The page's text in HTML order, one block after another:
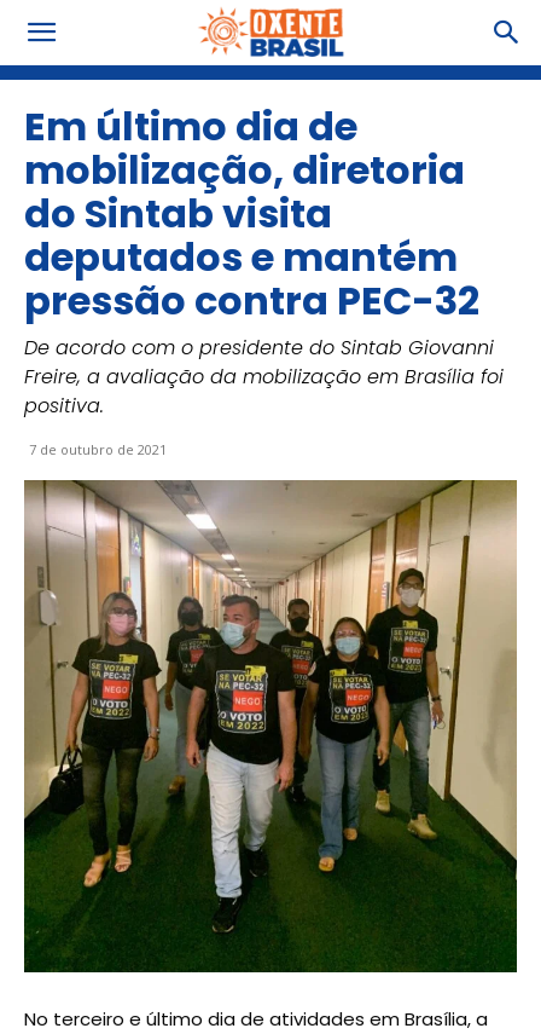
Em último dia de
mobilização, diretoria
do Sintab visita
deputados e mantém
pressão contra PEC-32
De acordo com o presidente do Sintab Giovanni
Freire, a avaliação da mobilização em Brasília foi
positiva.
7 de outubro de 2021
No terceiro e último dia de atividades em Brasília, a